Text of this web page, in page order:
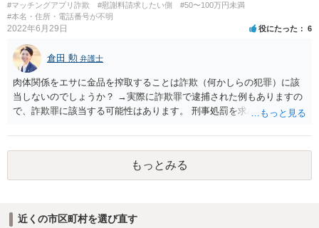
#マッチングアプリ詐欺 #慰謝料請求したい側
#50〜100万円未満
#本名・住所・電話番号が不明
2022年6月29日 役にたった 6
倉田 勲 弁護士
肉体関係をエサに金品を搾取することは詐欺（何かしらの犯罪）に該
当しないのでしょうか？ →実際に詐欺罪で逮捕された例もありますの
で、詐欺罪に該当する可能性はあります。 刑事処罰を求めたいという
もっとみる
近くの市区町村を選び直す